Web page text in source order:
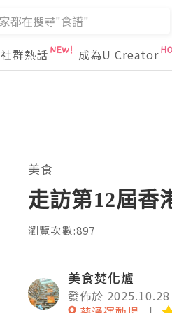
社群熱話 成為U Creator
美食
走訪第12屆香
瀏覽次數:897
美食焚化爐
發佈於 2025.10.28